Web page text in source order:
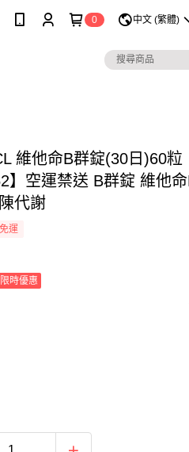
0 中文 (繁體)
維他命B群錠(30日)60粒
】空運禁送 B群錠 維他
代謝
運
限時優惠